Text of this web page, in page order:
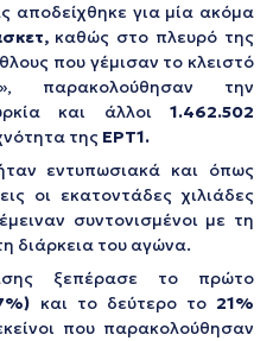
αποδείχθηκε για μία ακόμα
καθώς στο πλευρό της
που γέμισαν το κλειστό
παρακολούθησαν την
και άλλοι 1.462.502
της ΕΡΤ1.
εντυπωσιακά και όπως
οι εκατοντάδες χιλιάδες
συντονισμένοι με τη
διάρκεια του αγώνα.
ξεπέρασε το πρώτο
και το δεύτερο το 21%
που παρακολούθησαν